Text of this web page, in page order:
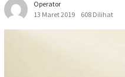
Operator
13 Maret 2019
608 Dilihat